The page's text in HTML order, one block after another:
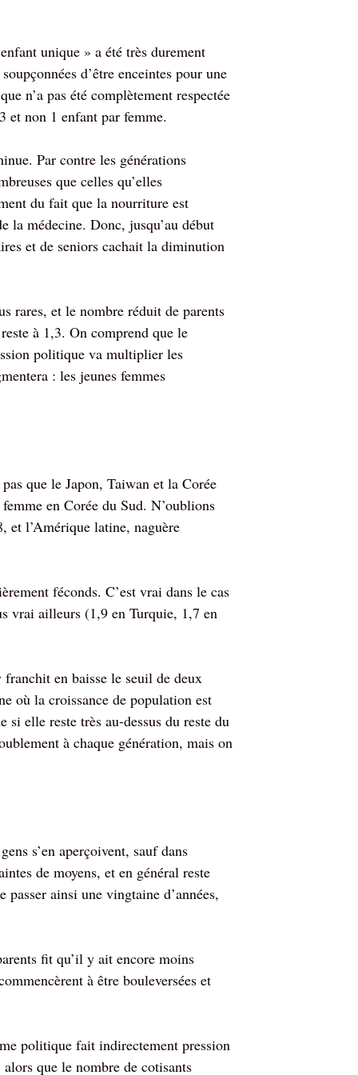
unique » a été très durement
d’être enceintes pour une
n’a pas été complètement respectée
non 1 enfant par femme.
Par contre les générations
que celles qu’elles
du fait que la nourriture est
la médecine. Donc, jusqu’au début
et de seniors cachait la diminution
rares, et le nombre réduit de parents
à 1,3. On comprend que le
politique va multiplier les
: les jeunes femmes
que le Japon, Taiwan et la Corée
en Corée du Sud. N’oublions
et l’Amérique latine, naguère
féconds. C’est vrai dans le cas
vrai ailleurs (1,9 en Turquie, 1,7 en
en baisse le seuil de deux
où la croissance de population est
elle reste très au-dessus du reste du
à chaque génération, mais on
s’en aperçoivent, sauf dans
de moyens, et en général reste
ainsi une vingtaine d’années,
fit qu’il y ait encore moins
à être bouleversées et
politique fait indirectement pression
que le nombre de cotisants